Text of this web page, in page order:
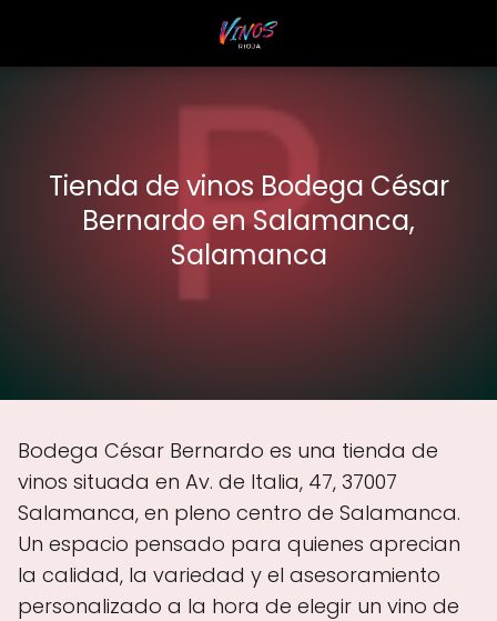
Tienda de vinos Bodega César
Bernardo en Salamanca,
Salamanca
Bodega César Bernardo es una tienda de
vinos situada en Av. de Italia, 47, 37007
Salamanca, en pleno centro de Salamanca.
Un espacio pensado para quienes aprecian
la calidad, la variedad y el asesoramiento
personalizado a la hora de elegir un vino de